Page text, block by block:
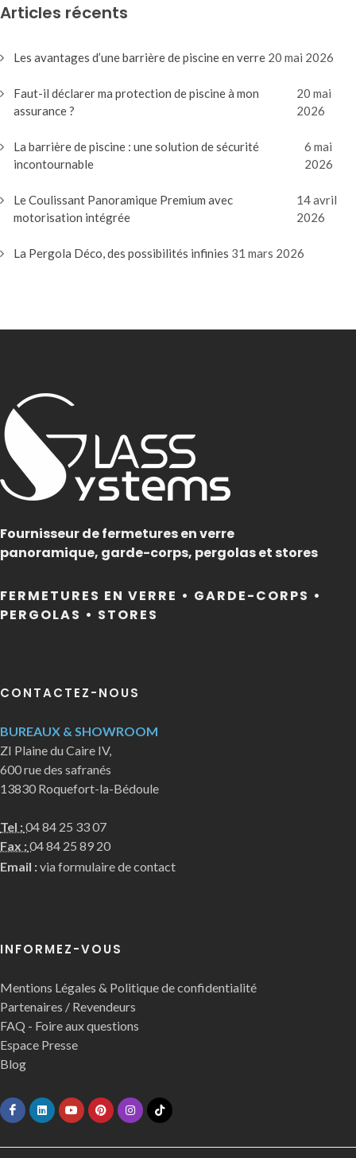
Articles récents
Les avantages d’une barrière de piscine en verre 20 mai 2026
Faut-il déclarer ma protection de piscine à mon
assurance ?
20 mai
2026
La barrière de piscine : une solution de sécurité
incontournable
6 mai
2026
Le Coulissant Panoramique Premium avec
motorisation intégrée
14 avril
2026
La Pergola Déco, des possibilités infinies 31 mars 2026
Fournisseur de fermetures en verre
panoramique, garde-corps, pergolas et stores
FERMETURES EN VERRE • GARDE-CORPS •
PERGOLAS • STORES
CONTACTEZ-NOUS
BUREAUX & SHOWROOM
ZI Plaine du Caire IV,
600 rue des safranés
13830 Roquefort-la-Bédoule
Tel :04 84 25 33 07
Fax :04 84 25 89 20
Email :via formulaire de contact
INFORMEZ-VOUS
Mentions Légales & Politique de confidentialité
Partenaires / Revendeurs
FAQ - Foire aux questions
Espace Presse
Blog